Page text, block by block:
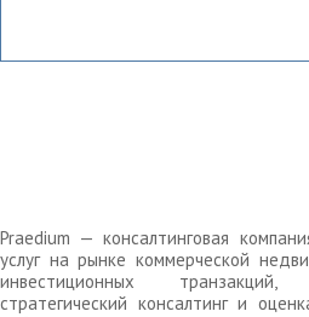
Praedium — консалтинговая
услуг на рынке коммерческой
инвестиционных транзакций,
стратегический консалтинг и